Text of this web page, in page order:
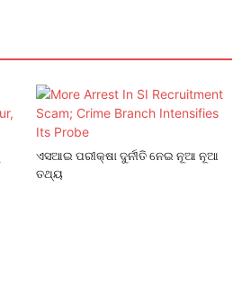
ଏସଆଇ ପରୀକ୍ଷା ଦୁର୍ନୀତି ନେଇ ନୂଆ ନୂଆ
ତଥ୍ୟ